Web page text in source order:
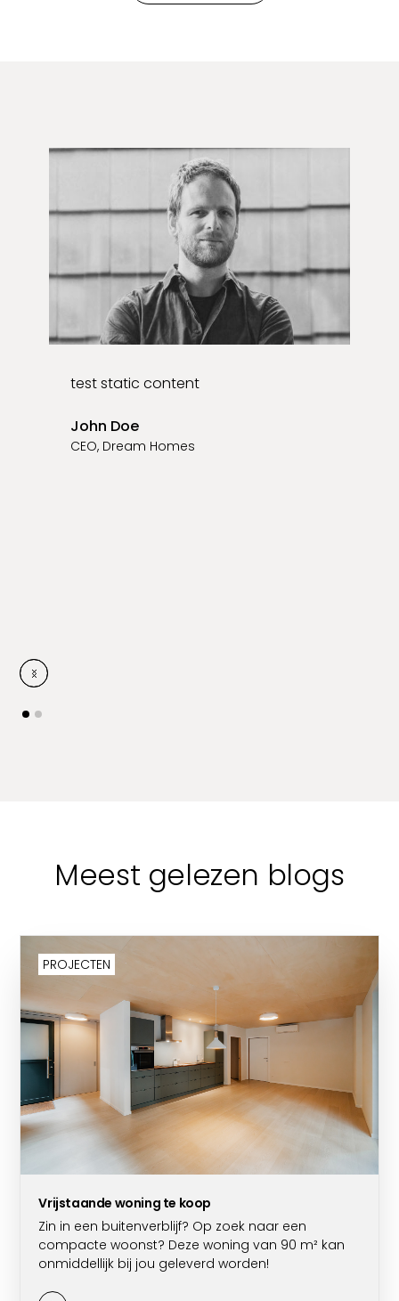
test static content
John Doe
CEO, Dream Homes
Meest gelezen blogs
PROJECTEN
Vrijstaande woning te koop
Zin in een buitenverblijf? Op zoek naar een
compacte woonst? Deze woning van 90 m² kan
onmiddellijk bij jou geleverd worden!